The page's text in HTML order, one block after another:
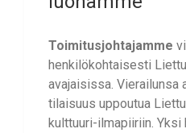
Toimitusjohtajamme
henkilökohtaisesti
avajaisissa. Vierailunsa
tilaisuus uppoutua
kulttuuri-ilmapiiriin. Yksi